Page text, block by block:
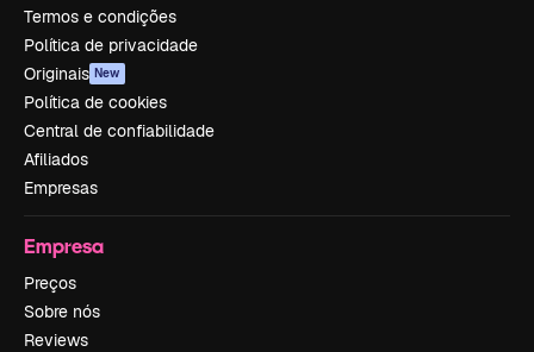
Termos e condições
Política de privacidade
Originais New
Política de cookies
Central de confiabilidade
Afiliados
Empresas
Empresa
Preços
Sobre nós
Reviews